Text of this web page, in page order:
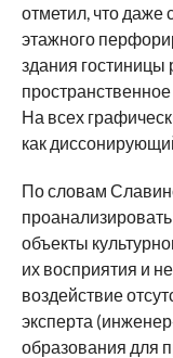
отметил, что даже
этажного
здания гостиницы
На всех
как
По словам
объекты
их восприятия и
воздействие
эксперта
образования для